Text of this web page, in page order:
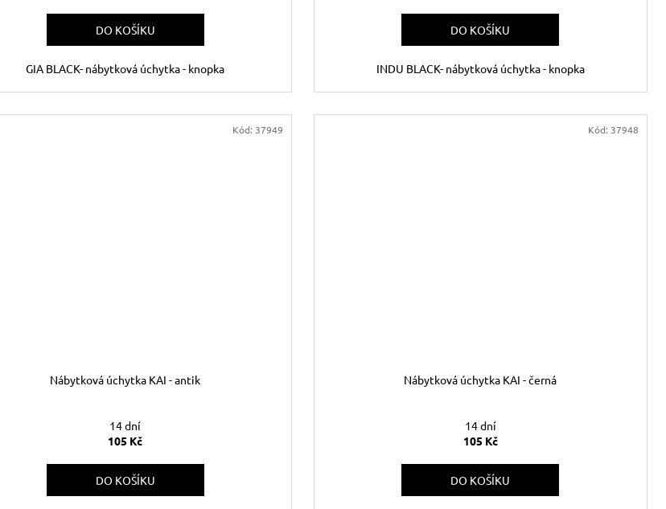
DO KOŠÍKU
GIA BLACK- nábytková úchytka - knopka
DO KOŠÍKU
INDU BLACK- nábytková úchytka - knopka
Nábytková úchytka KAI - antik
14 dní
105 Kč
DO KOŠÍKU
Kód: 37949
Nábytková úchytka KAI - černá
14 dní
105 Kč
DO KOŠÍKU
Kód: 37948